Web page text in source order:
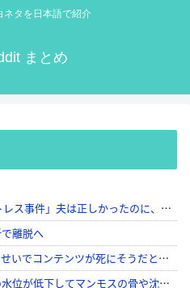
ネタを日本語で紹介
まとめ